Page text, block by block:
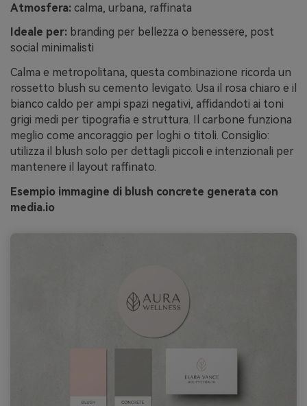
Atmosfera: calma, urbana, raffinata
Ideale per: branding per bellezza o benessere, post
social minimalisti
Calma e metropolitana, questa combinazione ricorda un
rossetto blush su cemento levigato. Usa il rosa chiaro e il
bianco caldo per ampi spazi negativi, affidandoti ai toni
grigi medi per tipografia e struttura. Il carbone funziona
meglio come ancoraggio per loghi o titoli. Consiglio:
utilizza il blush solo per dettagli piccoli e intenzionali per
mantenere il layout raffinato.
Esempio immagine di blush concrete generata con
media.io